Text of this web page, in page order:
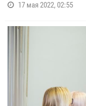
17 мая 2022, 02:55